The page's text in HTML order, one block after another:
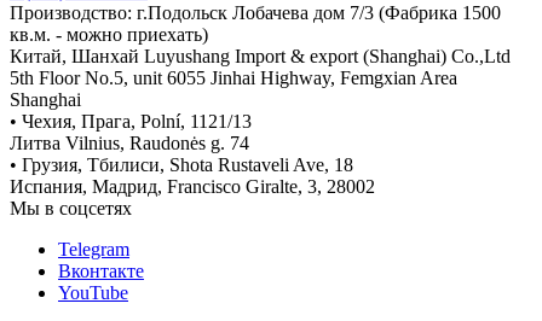
Производство: г.Подольск Лобачева дом 7/3 (Фабрика 1500
кв.м. - можно приехать)
Китай, Шанхай Luyushang Import & export (Shanghai) Co.,Ltd
5th Floor No.5, unit 6055 Jinhai Highway, Femgxian Area
Shanghai
• Чехия, Прага, Polní, 1121/13
Литва Vilnius, Raudonės g. 74
• Грузия, Тбилиси, Shota Rustaveli Ave, 18
Испания, Мадрид, Francisco Giralte, 3, 28002
Мы в соцсетях
Telegram
Вконтакте
YouTube